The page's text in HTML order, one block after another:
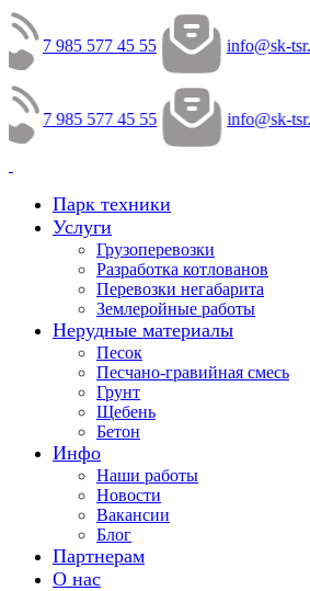
7 985 577 45 55 info@sk-
7 985 577 45 55 info@sk-
Парк техники
Услуги
Грузоперевозки
Разработка котлованов
Перевозки негабарита
Землеройные работы
Нерудные материалы
Песок
Песчано-гравийная смесь
Грунт
Щебень
Бетон
Инфо
Наши работы
Новости
Вакансии
Блог
Партнерам
О нас